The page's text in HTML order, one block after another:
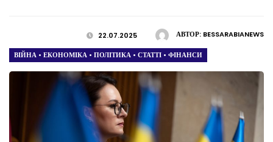
АВТОР: BESSARABIANEWS
22.07.2025
ВІЙНА • ЕКОНОМІКА • ПОЛІТИКА • СТАТТІ • ФІНАНСИ